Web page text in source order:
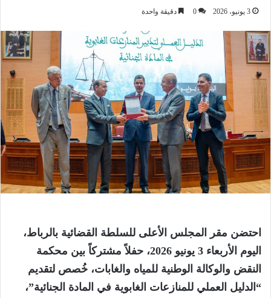
3 يونيو، 2026 0 دقيقة واحدة
احتضن مقر المجلس الأعلى للسلطة القضائية بالرباط،
اليوم الأربعاء 3 يونيو 2026، حفلاً مشتركاً بين محكمة
النقض والوكالة الوطنية للمياه والغابات، خُصص لتقديم
“الدليل العملي للمنازعات الغابوية في المادة الجنائية”،